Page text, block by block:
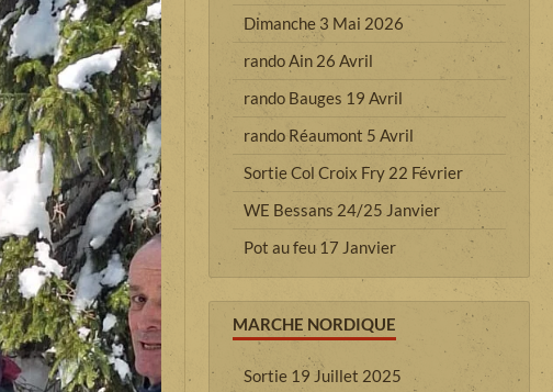
Dimanche 3 Mai 2026
rando Ain 26 Avril
rando Bauges 19 Avril
rando Réaumont 5 Avril
Sortie Col Croix Fry 22 Février
WE Bessans 24/25 Janvier
Pot au feu 17 Janvier
MARCHE NORDIQUE
Sortie 19 Juillet 2025